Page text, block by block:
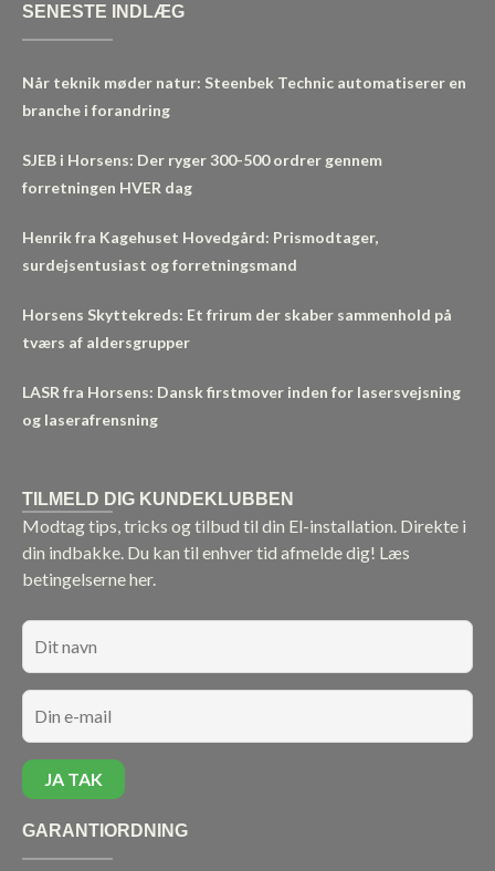
SENESTE INDLÆG
Når teknik møder natur: Steenbek Technic automatiserer en
branche i forandring
SJEB i Horsens: Der ryger 300-500 ordrer gennem
forretningen HVER dag
Henrik fra Kagehuset Hovedgård: Prismodtager,
surdejsentusiast og forretningsmand
Horsens Skyttekreds: Et frirum der skaber sammenhold på
tværs af aldersgrupper
LASR fra Horsens: Dansk firstmover inden for lasersvejsning
og laserafrensning
TILMELD DIG KUNDEKLUBBEN
Modtag tips, tricks og tilbud til din El-installation. Direkte i
din indbakke. Du kan til enhver tid afmelde dig! Læs
betingelserne her.
GARANTIORDNING